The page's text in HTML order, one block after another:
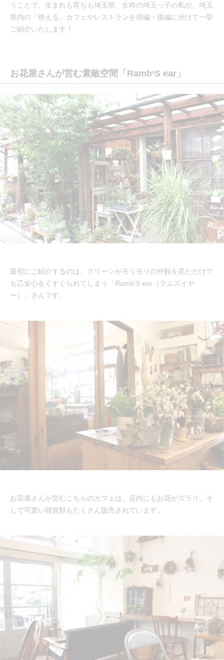
うことで、生まれも育ちも埼玉県、生粋の埼玉っ子の私が、埼玉
県内の「映える」カフェやレストランを前編・後編に分けて一挙
ご紹介いたします！
お花屋さんが営む素敵空間「Ramb‘S ear」
最初にご紹介するのは、グリーンがモリモリの外観を見ただけで
も乙女心をくすぐられてしまう「Ramb‘S ear（ラムズイヤ
ー）」さんです。
お花屋さんが営むこちらのカフェは、店内にもお花がズラリ。そ
して可愛い雑貨類もたくさん販売されています。